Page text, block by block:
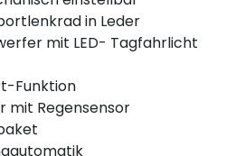
in Leder
mit LED- Tagfahrlicht
Funktion
mit Regensensor